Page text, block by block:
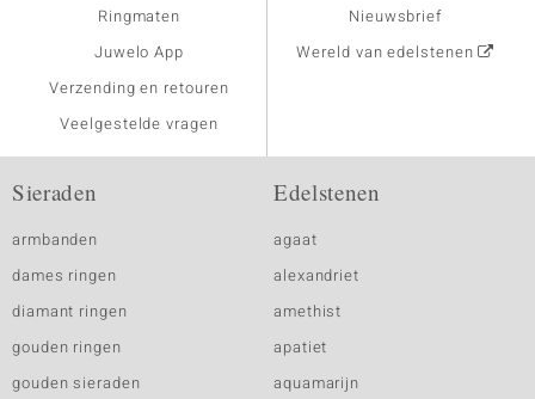
Ringmaten
Juwelo App
Verzending en retouren
Veelgestelde vragen
Nieuwsbrief
Wereld van edelstenen
Sieraden
armbanden
dames ringen
diamant ringen
gouden ringen
gouden sieraden
Edelstenen
agaat
alexandriet
amethist
apatiet
aquamarijn